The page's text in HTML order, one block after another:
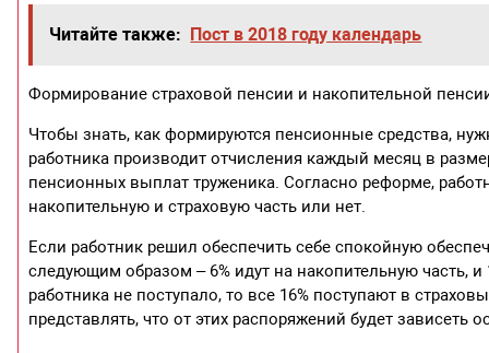
Читайте также: Пост в 2018 году календарь
Формирование страховой пенсии и накопительной
Чтобы знать, как формируются пенсионные средства,
работника производит отчисления каждый месяц в
пенсионных выплат труженика. Согласно реформе,
накопительную и страховую часть или нет.
Если работник решил обеспечить себе спокойную
следующим образом – 6% идут на накопительную часть,
работника не поступало, то все 16% поступают в
представлять, что от этих распоряжений будет